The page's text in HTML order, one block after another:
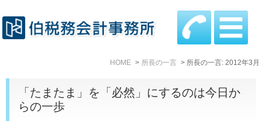
HOME 所長の一言 所長の一言: 2012年3月
「たまたま」を「必然」にするのは今日か
らの一歩